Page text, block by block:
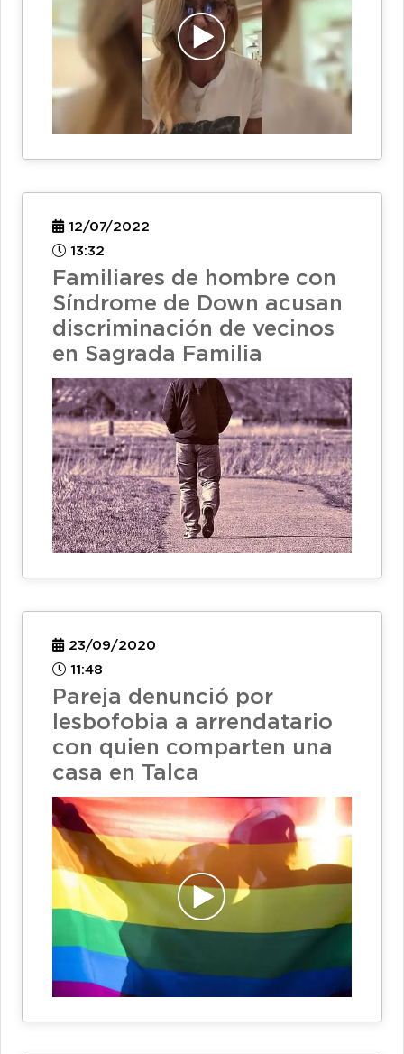
12/07/2022
13:32
Familiares de hombre con
Síndrome de Down acusan
discriminación de vecinos
en Sagrada Familia
23/09/2020
11:48
Pareja denunció por
lesbofobia a arrendatario
con quien comparten una
casa en Talca